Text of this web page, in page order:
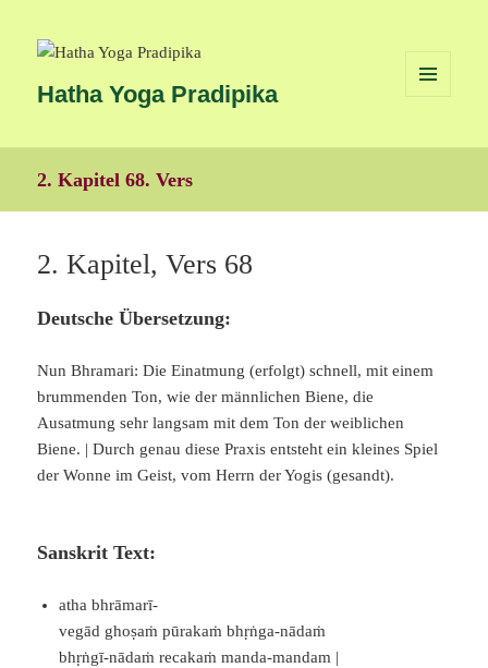
Hatha Yoga Pradipika
2. Kapitel 68. Vers
2. Kapitel, Vers 68
Deutsche Übersetzung:
Nun Bhramari: Die Einatmung (erfolgt) schnell, mit einem
brummenden Ton, wie der männlichen Biene, die
Ausatmung sehr langsam mit dem Ton der weiblichen
Biene. | Durch genau diese Praxis entsteht ein kleines Spiel
der Wonne im Geist, vom Herrn der Yogis (gesandt).
Sanskrit Text:
atha bhrāmarī-
vegād ghoṣaṁ pūrakaṁ bhṛṅga-nādaṁ
bhṛṅgī-nādaṁ recakaṁ manda-mandam |